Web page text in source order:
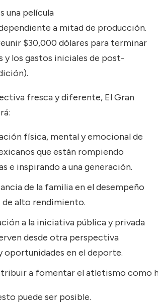
una película
a mitad de producción.
$30,000 dólares para terminar
y los gastos iniciales de post-
fresca y diferente, El Gran
física, mental y emocional de
que están rompiendo
e inspirando a una generación.
de la familia en el desempeño
de alto rendimiento.
a la iniciativa pública y privada
desde otra perspectiva
oportunidades en el deporte.
a fomentar el atletismo como
puede ser posible.